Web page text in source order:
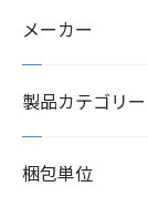
メーカー
製品カテゴリー
梱包単位